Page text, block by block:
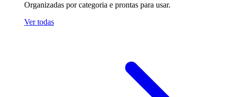
Organizadas por categoria e prontas para usar.
Ver todas